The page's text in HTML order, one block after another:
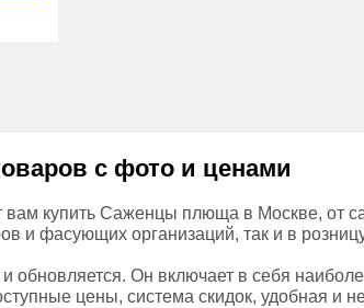
с фото и ценами
купить Саженцы плюща в Москве, от
и фасующих организаций, так и в
обновляется. Он включает в себя
цены, система скидок, удобная и